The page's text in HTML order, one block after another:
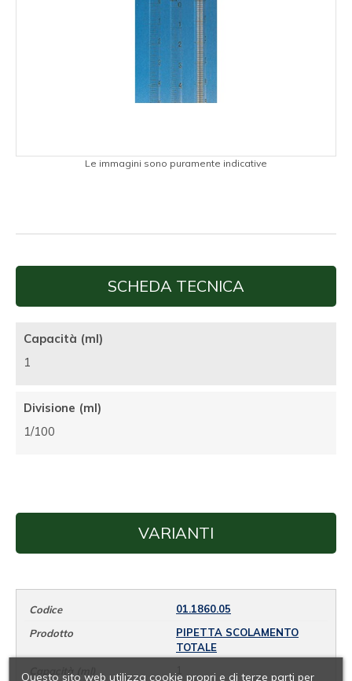
Le immagini sono puramente indicative
SCHEDA TECNICA
Capacità (ml)
1
Divisione (ml)
1/100
VARIANTI
01.1860.05
PIPETTA SCOLAMENTO
TOTALE
Questo sito web utilizza cookie propri e di terze parti per